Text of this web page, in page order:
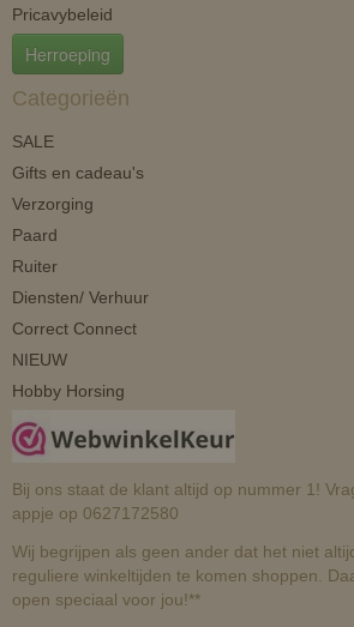
Pricavybeleid
Herroeping
Categorieën
SALE
Gifts en cadeau's
Verzorging
Paard
Ruiter
Diensten/ Verhuur
Correct Connect
NIEUW
Hobby Horsing
Bij ons staat de klant altijd op nummer 1!
appje op 0627172580
Wij begrijpen als geen ander dat het niet
reguliere winkeltijden te komen shoppen.
open speciaal voor jou!**